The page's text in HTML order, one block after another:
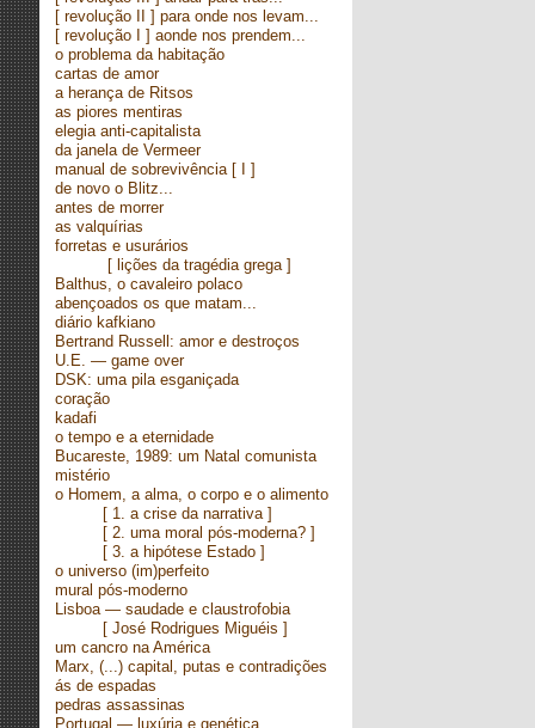
[ revolução II ] para onde nos levam...
[ revolução I ] aonde nos prendem...
o problema da habitação
cartas de amor
a herança de Ritsos
as piores mentiras
elegia anti-capitalista
da janela de Vermeer
manual de sobrevivência[ I ]
de novo o Blitz...
antes de morrer
as valquírias
forretas e usurários
[ lições da tragédia grega ]
Balthus, o cavaleiro polaco
abençoados os que matam...
diário kafkiano
Bertrand Russell: amor e destroços
U.E. — game over
DSK: uma pila esganiçada
coração
kadafi
o tempo e a eternidade
Bucareste, 1989: um Natal comunista
mistério
o Homem, a alma, o corpo e o alimento
[ 1. a crise da narrativa]
[ 2. uma moral pós-moderna? ]
[ 3. a hipótese Estado ]
o universo (im)perfeito
mural pós-moderno
Lisboa — saudade e claustrofobia
[ José Rodrigues Miguéis ]
um cancro na América
Marx, (...) capital, putas e contradições
ás de espadas
pedras assassinas
Portugal — luxúria e genética